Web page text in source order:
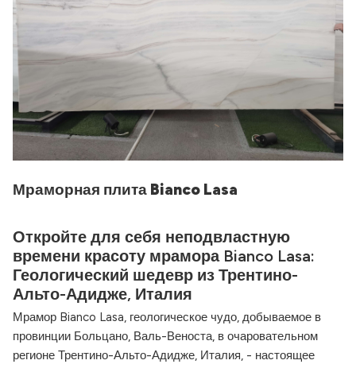
Мраморная плита Bianco Lasa
Откройте для себя неподвластную
времени красоту мрамора Bianco Lasa:
Геологический шедевр из Трентино-
Альто-Адидже, Италия
Мрамор Bianco Lasa, геологическое чудо, добываемое в
провинции Больцано, Валь-Веноста, в очаровательном
регионе Трентино-Альто-Адидже, Италия, - настоящее